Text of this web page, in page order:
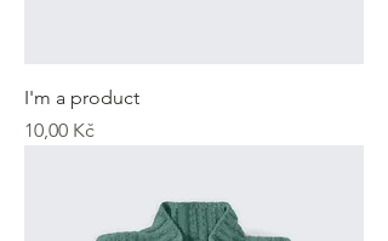
I'm a product
Cena
10,00 Kč